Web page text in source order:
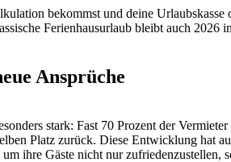
bekommst und deine
Ferienhausurlaub bleibt auch 2026
Ansprüche
stark: Fast 70 Prozent der
Platz zurück. Diese Entwicklung
ihre Gäste nicht nur zufriedenzustellen,